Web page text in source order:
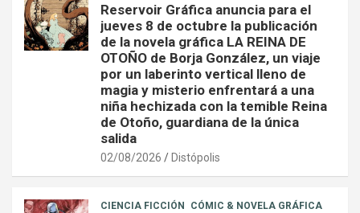
Reservoir Gráfica anuncia para el
jueves 8 de octubre la publicación
de la novela gráfica LA REINA DE
OTOÑO de Borja González, un viaje
por un laberinto vertical lleno de
magia y misterio enfrentará a una
niña hechizada con la temible Reina
de Otoño, guardiana de la única
salida
02/08/2026 Distópolis
CIENCIA FICCIÓN CÓMIC & NOVELA GRÁFICA